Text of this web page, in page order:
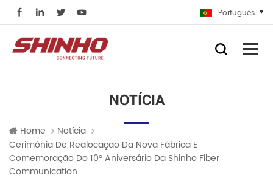
Português
NOTÍCIA
Home
Notícia
Cerimônia De Realocação Da Nova Fábrica E
Comemoração Do 10º Aniversário Da Shinho Fiber
Communication